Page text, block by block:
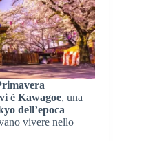
è Kawagoe, una
dell’epoca
vivere nello